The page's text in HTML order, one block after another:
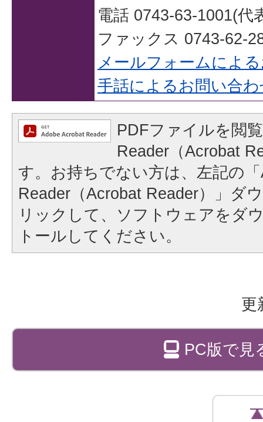
電話 0743-63-1001(代
ファックス 0743-62-
メールフォームによ
手話によるお問い合
PDFファイルを閲
Reader（Acrobat
す。お持ちでない方は、左記の
Reader（Acrobat Reader）」ダ
リックして、ソフトウェアをダ
トールしてください。
更
PC版で見